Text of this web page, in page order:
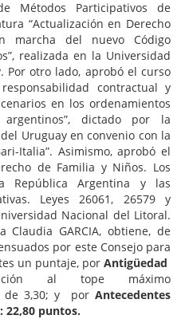
Métodos Participativos de
“Actualización en Derecho
marcha del nuevo Código
realizada en la Universidad
Por otro lado, aprobó el curso
contractual y
en los ordenamientos
dictado por la
Uruguay en convenio con la
Italia”. Asimismo, aprobó el
de Familia y Niños. Los
República Argentina y las
Leyes 26061, 26579 y
Nacional del Litoral.
Claudia GARCIA, obtiene, de
por este Consejo para
un puntaje, por Antigüedad
al tope máximo
de 3,30; y por Antecedentes
22,80 puntos.